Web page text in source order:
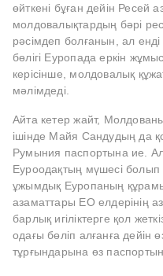
өйткені бұған дейін Ресей
молдовалықтардың бәрі
рәсімдеп болғанын, ал
бөлігі Еуропада еркін
керісінше, молдовалық
мәлімдеді.
Айта кетер жайт,
ішінде Майя Сандудың да
Румыния паспортына ие.
Еуроодақтың мүшесі
ұжымдық Еуропаның
азаматтары ЕО елдерінің
барлық игіліктерге қол
одағы бөліп алғанға
тұрғындарына өз паспортын